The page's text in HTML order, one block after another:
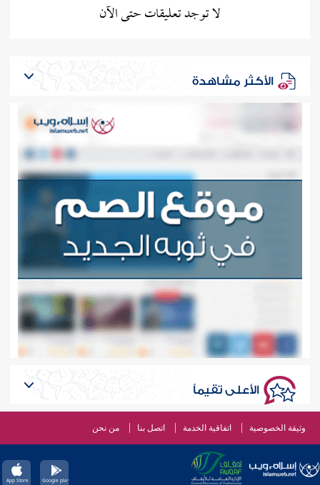
لا توجد تعليقات حتى الآن
الأكثر مشاهدة
الأعلى تقيماً
وثيقة الخصوصية اتفاقية الخدمة اتصل بنا من نحن